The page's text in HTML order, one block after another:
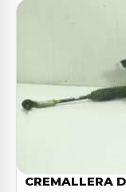
CREMALLERA